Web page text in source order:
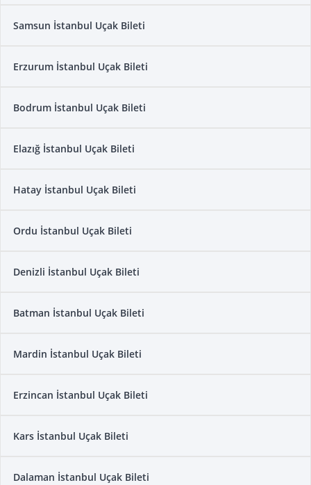
Samsun İstanbul Uçak Bileti
Erzurum İstanbul Uçak Bileti
Bodrum İstanbul Uçak Bileti
Elazığ İstanbul Uçak Bileti
Hatay İstanbul Uçak Bileti
Ordu İstanbul Uçak Bileti
Denizli İstanbul Uçak Bileti
Batman İstanbul Uçak Bileti
Mardin İstanbul Uçak Bileti
Erzincan İstanbul Uçak Bileti
Kars İstanbul Uçak Bileti
Dalaman İstanbul Uçak Bileti